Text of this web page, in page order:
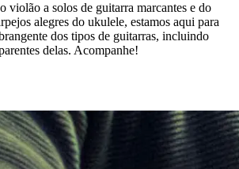
violão a solos de guitarra marcantes e do
alegres do ukulele, estamos aqui para
dos tipos de guitarras, incluindo
delas. Acompanhe!